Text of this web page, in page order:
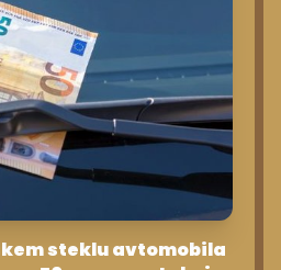
steklu avtomobila